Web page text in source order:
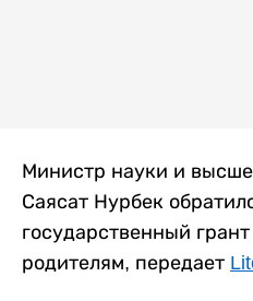
Министр науки и
Саясат Нурбек
государственный
родителям, передает